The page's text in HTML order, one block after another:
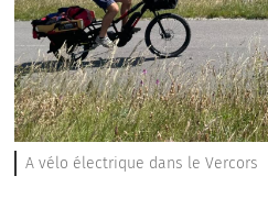
A vélo électrique dans le Vercors